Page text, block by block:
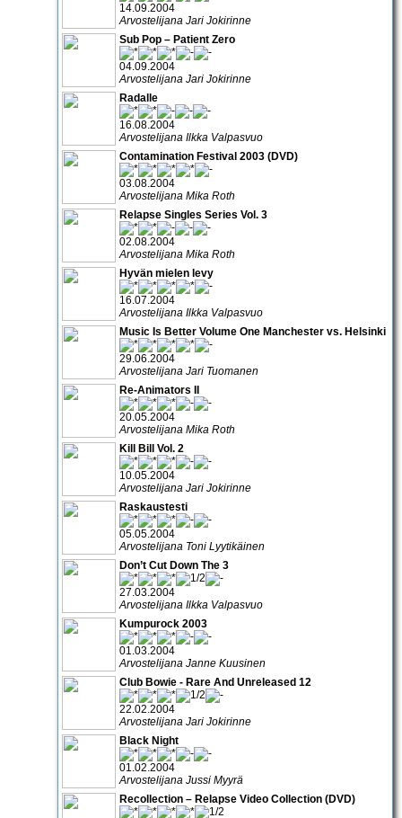
14.09.2004
Arvostelijana Jari Jokirinne
Sub Pop – Patient Zero
04.09.2004
Arvostelijana Jari Jokirinne
Radalle
16.08.2004
Arvostelijana Ilkka Valpasvuo
Contamination Festival 2003 (DVD)
03.08.2004
Arvostelijana Mika Roth
Relapse Singles Series Vol. 3
02.08.2004
Arvostelijana Mika Roth
Hyvän mielen levy
16.07.2004
Arvostelijana Ilkka Valpasvuo
Music Is Better Volume One Manchester vs. Helsinki
29.06.2004
Arvostelijana Jari Tuomanen
Re-Animators II
20.05.2004
Arvostelijana Mika Roth
Kill Bill Vol. 2
10.05.2004
Arvostelijana Jari Jokirinne
Raskaustesti
05.05.2004
Arvostelijana Toni Lyytikäinen
Don’t Cut Down The 3
27.03.2004
Arvostelijana Ilkka Valpasvuo
Kumpurock 2003
01.03.2004
Arvostelijana Janne Kuusinen
Club Bowie - Rare And Unreleased 12
22.02.2004
Arvostelijana Jari Jokirinne
Black Night
01.02.2004
Arvostelijana Jussi Myyrä
Recollection – Relapse Video Collection (DVD)